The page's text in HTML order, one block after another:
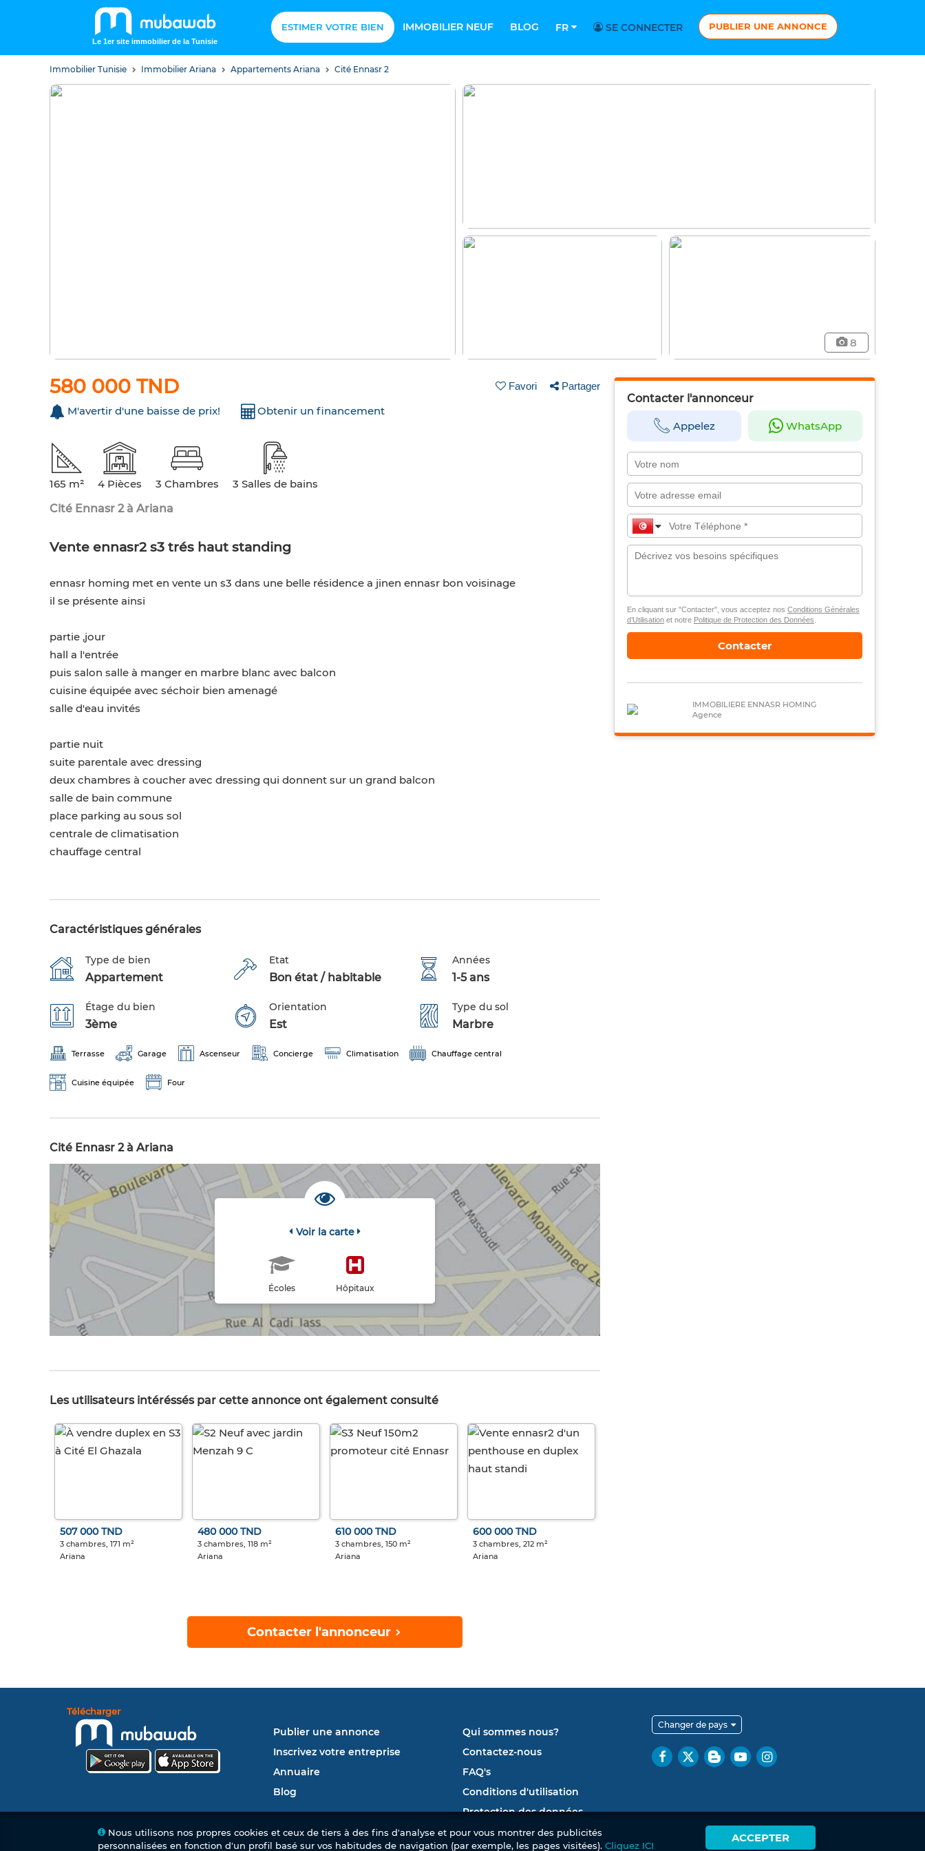
Le 1er site immobilier de la Tunisie
ESTIMER VOTRE BIEN IMMOBILIER NEUF BLOG FR SE CONNECTER PUBLIER UNE ANNONCE
Immobilier Tunisie Immobilier Ariana Appartements Ariana Cité Ennasr 2
8
580 000 TND Favori Partager
M'avertir d'une baisse de prix! Obtenir un financement
165 m² 4 Pièces 3 Chambres
3 Salles de bains
Cité Ennasr 2 à Ariana
Vente ennasr2 s3 trés haut standing
ennasr homing met en vente un s3 dans une belle résidence a jinen ennasr bon voisinage
il se présente ainsi
partie ,jour
hall a l'entrée
puis salon salle à manger en marbre blanc avec balcon
cuisine équipée avec séchoir bien amenagé
salle d'eau invités
partie nuit
suite parentale avec dressing
deux chambres à coucher avec dressing qui donnent sur un grand balcon
salle de bain commune
place parking au sous sol
centrale de climatisation
chauffage central
Caractéristiques générales
Type de bien
Appartement
Etat
Bon état / habitable
Années
1-5 ans
Étage du bien
3ème
Orientation
Est
Type du sol
Marbre
Terrasse Garage Ascenseur Concierge Climatisation Chauffage central
Cuisine équipée Four
Cité Ennasr 2 à Ariana
Voir la carte
Écoles Hôpitaux
Les utilisateurs intéréssés par cette annonce ont également consulté
507 000 TND
3 chambres, 171 m²
Ariana
480 000 TND
3 chambres, 118 m²
Ariana
610 000 TND
3 chambres, 150 m²
Ariana
600 000 TND
3 chambres, 212 m²
Ariana
Contacter l'annonceur
Contacter l'annonceur
Appelez WhatsApp
En cliquant sur "Contacter", vous acceptez nos Conditions Générales
d’Utilisationet notre Politique de Protection des Données
Contacter
IMMOBILIERE ENNASR HOMING
Agence
Télécharger
Publier une annonce
Inscrivez votre entreprise
Annuaire
Blog
Qui sommes nous?
Contactez-nous
FAQ's
Conditions d'utilisation
Protection des données
Changer de pays
Nous utilisons nos propres cookies et ceux de tiers à des fins d'analyse et pour vous montrer des publicités
personnalisées en fonction d'un profil basé sur vos habitudes de navigation (par exemple, les pages visitées). Cliquez ICI
ACCEPTER